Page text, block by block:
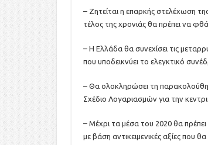
– Ζητείται η επαρκής στελέχωση
τέλος της χρονιάς θα πρέπει να
– Η Ελλάδα θα συνεχίσει τις
που υποδεικνύει το ελεγκτικό
– Θα ολοκληρώσει τη
Σχέδιο Λογαριασμών για την
– Μέχρι τα μέσα του 2020 θα
με βάση αντικειμενικές αξίες που